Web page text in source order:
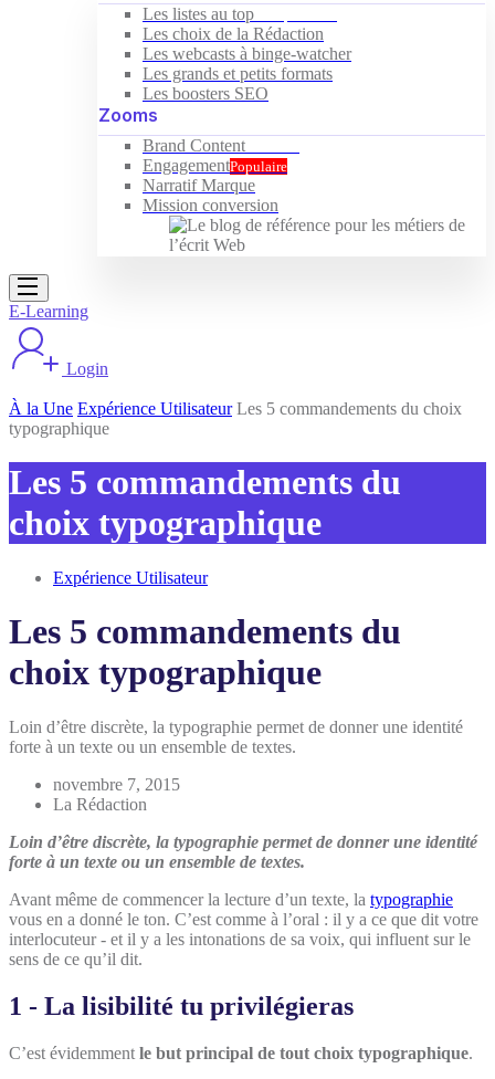
Les listes au top
Les choix de la Rédaction
Les webcasts à binge-watcher
Les grands et petits formats
Les boosters SEO
Zooms
Brand Content
EngagementPopulaire
Narratif Marque
Mission conversion
E-Learning
Login
À la Une Expérience Utilisateur Les 5 commandements du choix
typographique
Les 5 commandements du
choix typographique
Expérience Utilisateur
Les 5 commandements du
choix typographique
Loin d’être discrète, la typographie permet de donner une identité
forte à un texte ou un ensemble de textes.
novembre 7, 2015
La Rédaction
Loin d’être discrète, la typographie permet de donner une identité
forte à un texte ou un ensemble de textes.
Avant même de commencer la lecture d’un texte, la typographie
vous en a donné le ton. C’est comme à l’oral : il y a ce que dit votre
interlocuteur - et il y a les intonations de sa voix, qui influent sur le
sens de ce qu’il dit.
1 - La lisibilité tu privilégieras
C’est évidemment le but principal de tout choix typographique.